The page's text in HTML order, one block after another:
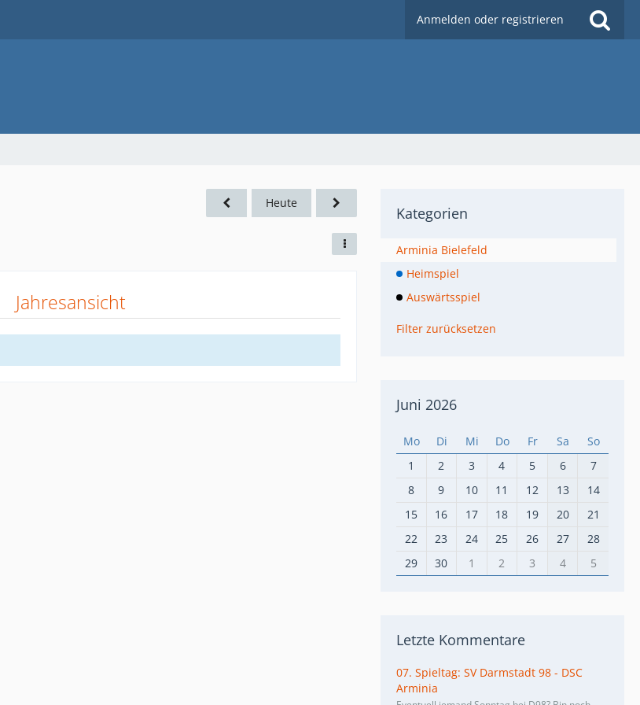
Anmelden oder registrieren
Heute
Jahresansicht
Kategorien
Arminia Bielefeld
Heimspiel
Auswärtsspiel
Filter zurücksetzen
Juni 2026
Mo Di Mi Do Fr Sa
So
1
2 3 4 5 6
7
8
9 10 11 12 13
14
15
16 17 18 19 20
21
22
23 24 25 26 27
28
29
30 1 2 3 4 5
Letzte Kommentare
07. Spieltag: SV Darmstadt 98 - DSC
Arminia